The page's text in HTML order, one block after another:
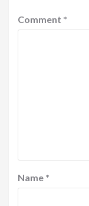
Comment *
Name *